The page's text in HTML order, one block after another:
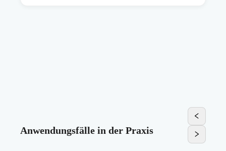
Anwendungsfälle in der Praxis